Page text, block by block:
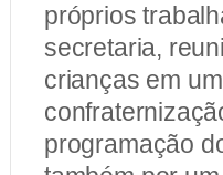
próprios
secretaria,
crianças em
programação